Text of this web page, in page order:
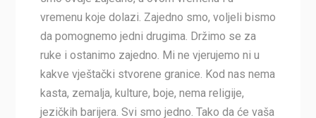
vremenu koje dolazi. Zajedno smo, voljeli bismo
da pomognemo jedni drugima. Držimo se za
ruke i ostanimo zajedno. Mi ne vjerujemo ni u
kakve vještački stvorene granice. Kod nas nema
kasta, zemalja, kulture, boje, nema religije,
jezičkih barijera. Svi smo jedno. Tako da će vaša